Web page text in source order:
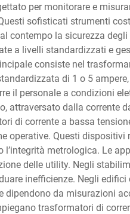
per monitorare e
sofisticati strumenti
contempo la sicurezza
a livelli standardizzati e
consiste nel
di 1 o 5
il personale a condizioni
attraversato dalla corrente
di corrente a bassa
operative. Questi dispositivi
metrologica. Le
delle utility. Negli
inefficienze. Negli edifici
da misurazioni
trasformatori di